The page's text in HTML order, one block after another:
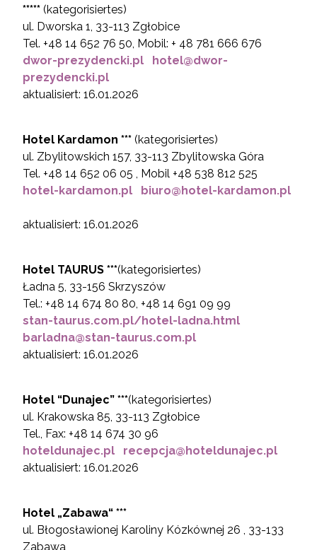
***** (kategorisiertes)
ul. Dworska 1, 33-113 Zgłobice
Tel. +48 14 652 76 50, Mobil: + 48 781 666 676
dwor-prezydencki.pl
hotel@dwor-
prezydencki.pl
aktualisiert: 16.01.2026
Hotel Kardamon *** (kategorisiertes)
ul. Zbylitowskich 157, 33-113 Zbylitowska Góra
Tel. +48 14 652 06 05 , Mobil +48 538 812 525
hotel-kardamon.pl
biuro@hotel-kardamon.pl
aktualisiert: 16.01.2026
Hotel TAURUS ***(kategorisiertes)
Ładna 5, 33-156 Skrzyszów
Tel.: +48 14 674 80 80, +48 14 691 09 99
stan-taurus.com.pl/hotel-ladna.html
barladna@stan-taurus.com.pl
aktualisiert: 16.01.2026
Hotel “Dunajec” ***(kategorisiertes)
ul. Krakowska 85, 33-113 Zgłobice
Tel., Fax: +48 14 674 30 96
hoteldunajec.pl
recepcja@hoteldunajec.pl
aktualisiert: 16.01.2026
Hotel „Zabawa“ ***
ul. Błogosławionej Karoliny Kózkównej 26 , 33-133
Zabawa